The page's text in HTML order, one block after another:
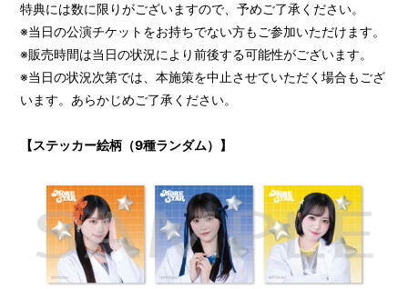
特典には数に限りがございますので、予めご了承ください。
※当日の公演チケットをお持ちでない方もご参加いただけます。
※販売時間は当日の状況により前後する可能性がございます。
※当日の状況次第では、本施策を中止させていただく場合もござ
います。あらかじめご了承ください。
【ステッカー絵柄（9種ランダム）】